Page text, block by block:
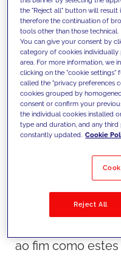
Google continuar
anunciantes os
suas campanhas
otimização irá
do utilizador, ou
dizer tudo) o que
visita o seu sítio
ter em mente que
baseado em
princípio
configurar o GA4,
os dados exactos
ao fim como
the "Reject all" button will result
therefore the continuation of
tools other than those technical.
You can give your consent by
category of cookies individually
area. For more information, we
clicking on the "cookie settings"
called the "privacy preferences
cookies grouped by
consent or confirm your
the individual cookies installed
type and duration, and any third
constantly updated. Cookie
Reject All